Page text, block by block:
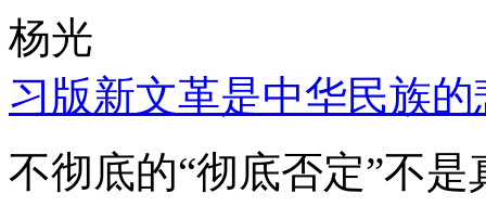
杨光
习版新文革是中华民族的
不彻底的“彻底否定”不